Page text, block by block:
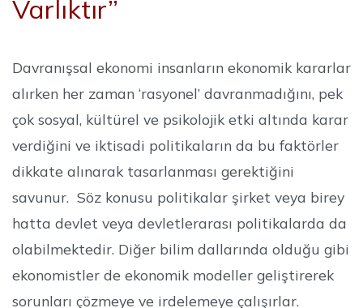
Varlıktır”
Davranışsal ekonomi insanların ekonomik kararlar
alırken her zaman ‘rasyonel’ davranmadığını, pek
çok sosyal, kültürel ve psikolojik etki altında karar
verdiğini ve iktisadi politikaların da bu faktörler
dikkate alınarak tasarlanması gerektiğini
savunur. Söz konusu politikalar şirket veya birey
hatta devlet veya devletlerarası politikalarda da
olabilmektedir. Diğer bilim dallarında olduğu gibi
ekonomistler de ekonomik modeller geliştirerek
sorunları çözmeye ve irdelemeye çalışırlar.